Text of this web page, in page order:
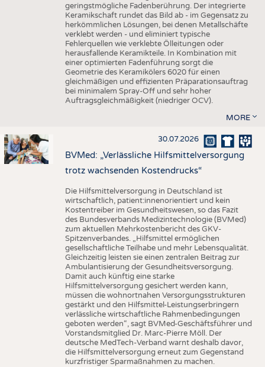
geringstmögliche Fadenberührung. Der integrierte
Keramikschaft rundet das Bild ab - im Gegensatz zu
herkömmlichen Lösungen, bei denen Metallschäfte
verklebt werden - und eliminiert typische
Fehlerquellen wie verklebte Ölleitungen oder
herausfallende Keramikteile. In Kombination mit
einer optimierten Fadenführung sorgt die
Geometrie des Keramikölers 6020 für einen
gleichmäßigen und effizienten Präparationsauftrag
bei minimalem Spray-Off und sehr hoher
Auftragsgleichmäßigkeit (niedriger OCV).
MORE
30.07.2026
BVMed: „Verlässliche Hilfsmittelversorgung
trotz wachsenden Kostendrucks“
Die Hilfsmittelversorgung in Deutschland ist
wirtschaftlich, patient:innenorientiert und kein
Kostentreiber im Gesundheitswesen, so das Fazit
des Bundesverbands Medizintechnologie (BVMed)
zum aktuellen Mehrkostenbericht des GKV-
Spitzenverbandes. „Hilfsmittel ermöglichen
gesellschaftliche Teilhabe und mehr Lebensqualität.
Gleichzeitig leisten sie einen zentralen Beitrag zur
Ambulantisierung der Gesundheitsversorgung.
Damit auch künftig eine starke
Hilfsmittelversorgung gesichert werden kann,
müssen die wohnortnahen Versorgungsstrukturen
gestärkt und den Hilfsmittel-Leistungserbringern
verlässliche wirtschaftliche Rahmenbedingungen
geboten werden“, sagt BVMed-Geschäftsführer und
Vorstandsmitglied Dr. Marc-Pierre Möll. Der
deutsche MedTech-Verband warnt deshalb davor,
die Hilfsmittelversorgung erneut zum Gegenstand
kurzfristiger Sparmaßnahmen zu machen.